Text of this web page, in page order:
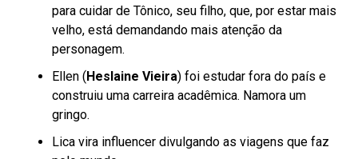
para cuidar de Tônico, seu filho, que, por estar mais
velho, está demandando mais atenção da
personagem.
Ellen (Heslaine Vieira) foi estudar fora do país e
construiu uma carreira acadêmica. Namora um
gringo.
Lica vira influencer divulgando as viagens que faz